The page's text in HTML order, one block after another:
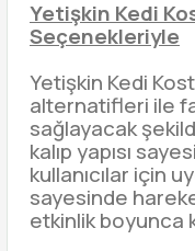
Yetişkin Kedi
Seçenekleriyle
Yetişkin Kedi
alternatifleri ile
sağlayacak
kalıp yapısı
kullanıcılar için
sayesinde
etkinlik boyunca